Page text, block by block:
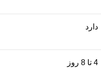
دارد
4 تا 8 روز